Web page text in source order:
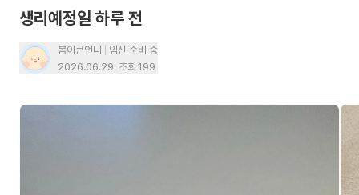
생리예정일 하루 전
봄이큰언니
임신 준비 중
2026.06.29 조회 199